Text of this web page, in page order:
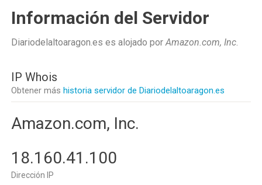
Información del Servidor
Diariodelaltoaragon.es es alojado porAmazon.com, Inc.
IP Whois
Obtener más historia servidor de Diariodelaltoaragon.es
Amazon.com, Inc.
18.160.41.100
Dirección IP